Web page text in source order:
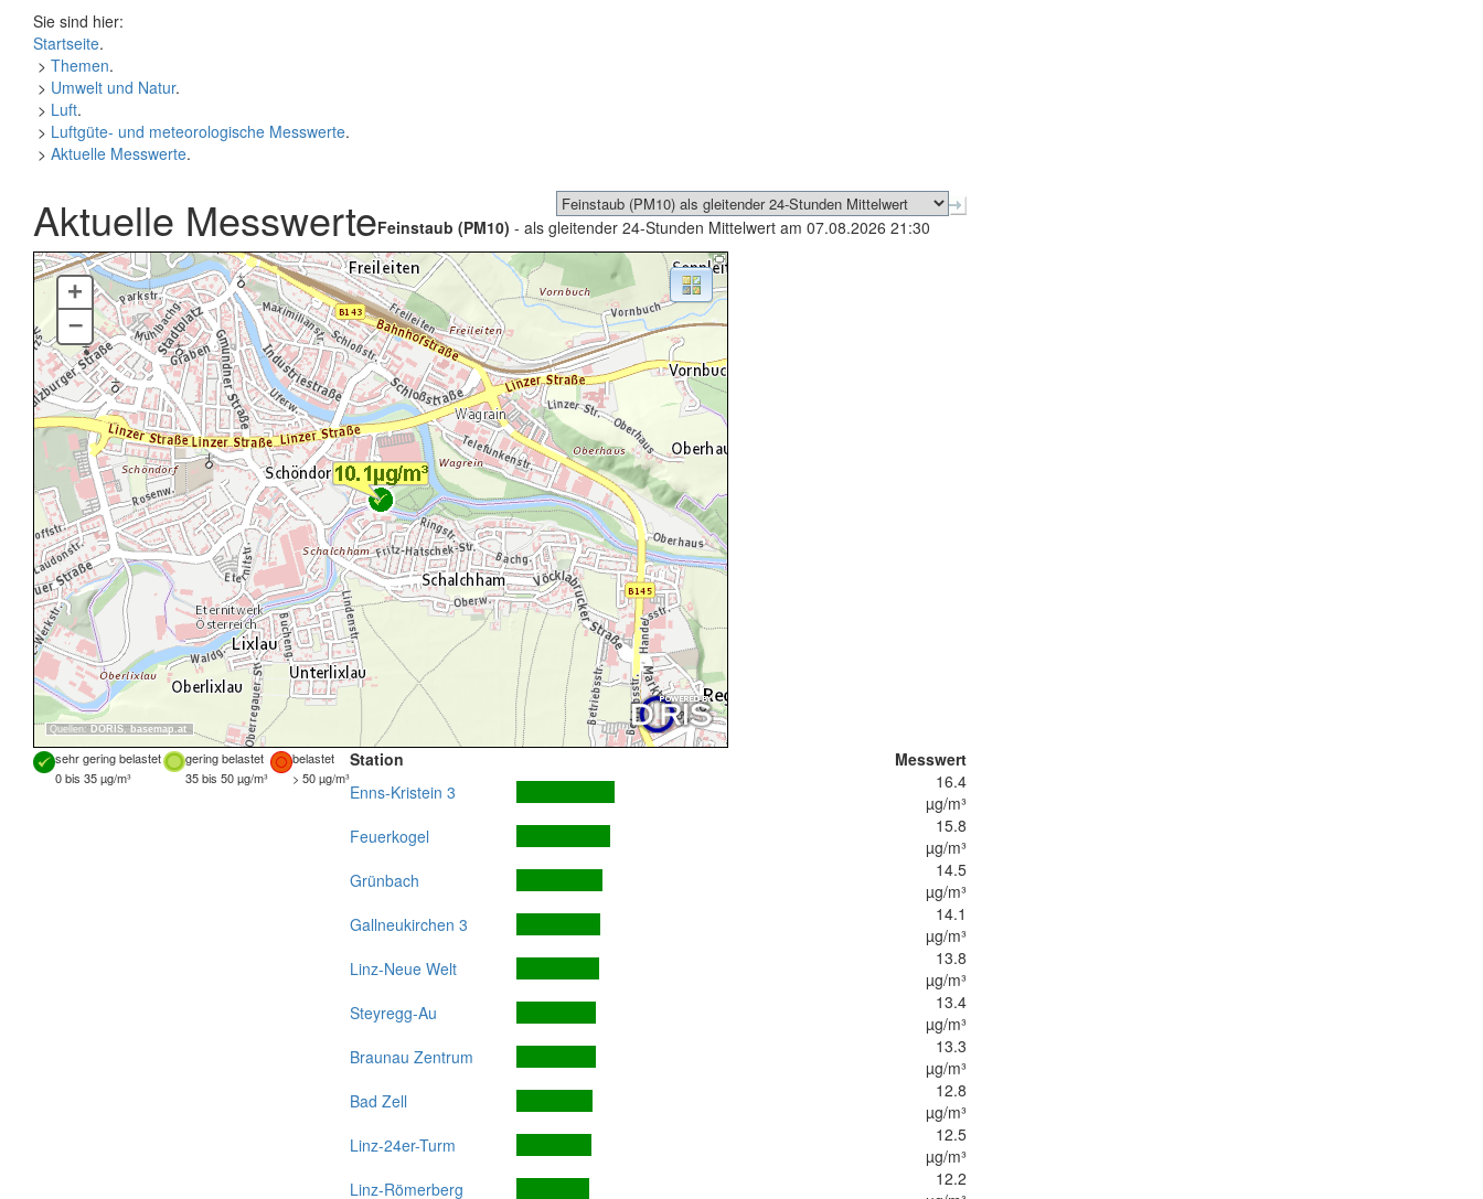
Sie sind hier:
Startseite.
> Themen.
> Umwelt und Natur.
> Luft.
> Luftgüte- und meteorologische Messwerte.
> Aktuelle Messwerte.
Aktuelle MesswerteFeinstaub (PM10) - als gleitender 24-Stunden Mittelwert am 07.08.2026 21:30
Quellen: DORIS, basemap.at
+
–
sehr gering belastet gering belastet
belastet
0 bis 35 µg/m³
35 bis 50 µg/m³ > 50 µg/m³
Station
Messwert
Enns-Kristein 3
16.4
µg/m³
Feuerkogel
15.8
µg/m³
Grünbach
14.5
µg/m³
Gallneukirchen 3
14.1
µg/m³
Linz-Neue Welt
13.8
µg/m³
Steyregg-Au
13.4
µg/m³
Braunau Zentrum
13.3
µg/m³
Bad Zell
12.8
µg/m³
Linz-24er-Turm
12.5
µg/m³
Linz-Römerberg
12.2